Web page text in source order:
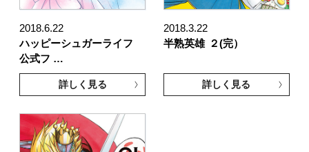
2018.6.22
ハッピーシュガーライフ
公式フ …
詳しく見る
2018.3.22
半熟英雄
２(完）
詳しく見る